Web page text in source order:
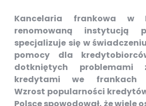
Kancelaria frankowa w
renomowaną instytucją
specjalizuje się w
pomocy dla
dotkniętych problemami
kredytami we frankach
Wzrost popularności